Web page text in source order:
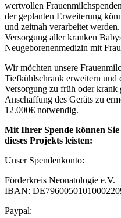
wertvollen
der geplanten Erweiterung
und zeitnah verarbeitet
Versorgung aller kranken
Neugeborenenmedizin mit
Wir möchten unsere
Tiefkühlschrank erweitern und
Versorgung zu früh oder
Anschaffung des Geräts zu
12.000€ notwendig.
Mit Ihrer Spende können
dieses Projekts leisten:
Unser Spendenkonto:
Förderkreis Neonatologie e.V.
IBAN:
Paypal: